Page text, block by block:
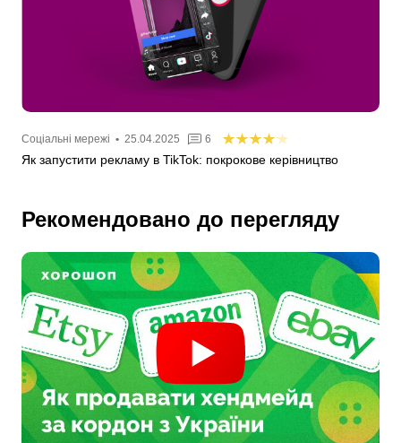
Соціальні мережі • 25.04.2025 6
Як запустити рекламу в TikTok: покрокове керівництво
Рекомендовано до перегляду